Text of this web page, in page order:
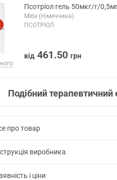
Псотріол гель 50мкг/г/
Мібе (Німеччина)
ПСОТРІОЛ
від 461.50 грн
Подібний терапевтичний
про товар
виробника
і ціни